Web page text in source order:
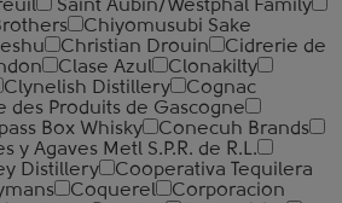
Saint Aubin/Westphal Family
Chiyomusubi Sake
Christian Drouin
Cidrerie de
Clase Azul
Clonakilty
Clynelish Distillery
Cognac
des Produits de Gascogne
Box Whisky
Conecuh Brands
y Agaves Metl S.P.R. de R.L.
Distillery
Cooperativa Tequilera
Coquerel
Corporacion